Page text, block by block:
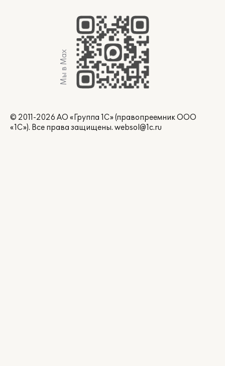
Мы в Max
© 2011-2026 АО «Группа 1С» (правопреемник ООО
«1С»). Все права защищены. websol@1c.ru